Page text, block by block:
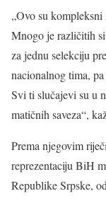
„Ovo su
Mnogo je različitih
za jednu selekciju
nacionalnog tima,
Svi ti slučajevi su u
matičnih saveza“,
Prema njegovim
reprezentaciju BiH
Republike Srpske,